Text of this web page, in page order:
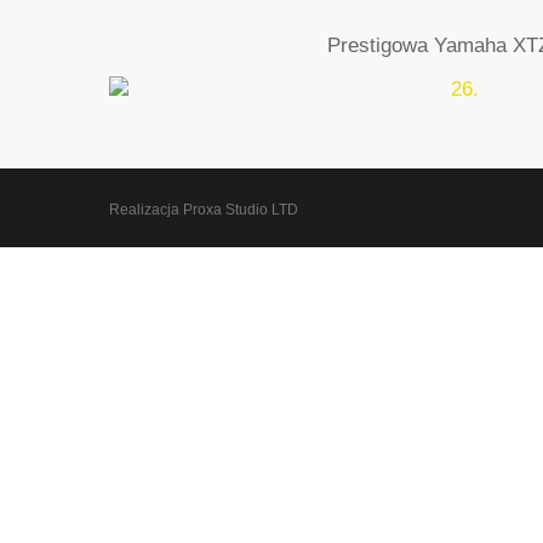
Prestigowa Yamaha
Realizacja Proxa Studio LTD